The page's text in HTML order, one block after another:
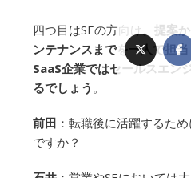
四つ目はSEの方向け。 提案
ンテナンスまでを一人で担当
SaaS企業ではセールスエン
るでしょう 。
前田 ：転職後に活躍するた
ですか？